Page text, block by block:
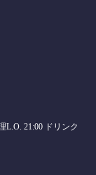
L.O. 21:00 ドリンク